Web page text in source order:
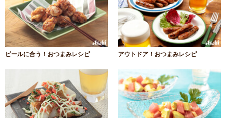
ビールに合う！おつまみレシピ アウトドア！おつまみレシピ